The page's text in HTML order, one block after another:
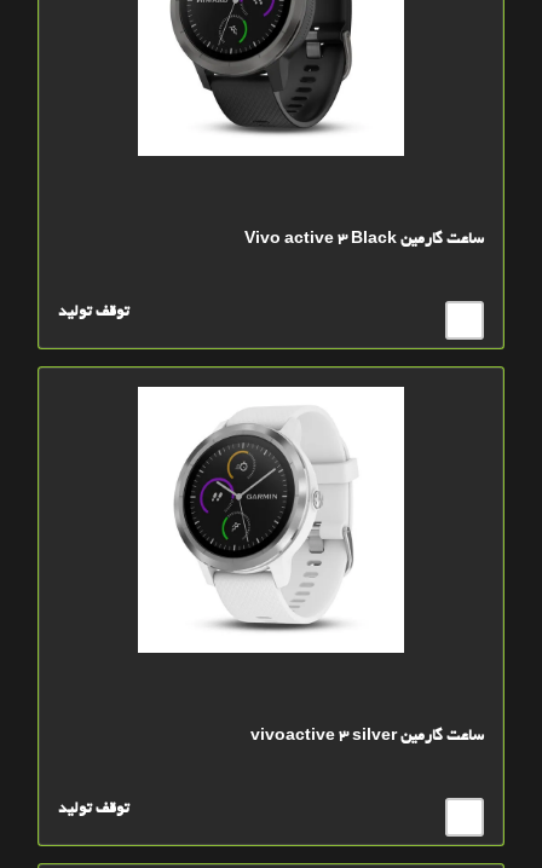
ساعت گارمين Vivo active 3 Black
توقف تولید
ساعت گارمين vivoactive 3 silver
توقف تولید